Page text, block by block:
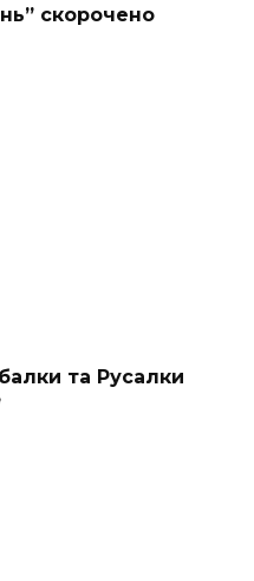
скорочено
та Русалки